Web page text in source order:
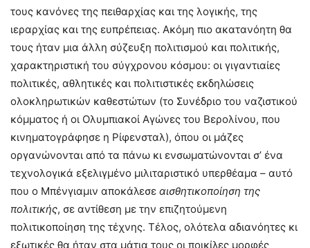
τους κανόνες της πειθαρχίας και της λογικής, της
ιεραρχίας και της ευπρέπειας. Ακόμη πιο ακατανόητη θα
τους ήταν μια άλλη σύζευξη πολιτισμού και πολιτικής,
χαρακτηριστική του σύγχρονου κόσμου: οι γιγαντιαίες
πολιτικές, αθλητικές και πολιτιστικές εκδηλώσεις
ολοκληρωτικών καθεστώτων (το Συνέδριο του ναζιστικού
κόμματος ή οι Ολυμπιακοί Αγώνες του Βερολίνου, που
κινηματογράφησε η Ρίφενσταλ), όπου οι μάζες
οργανώνονται από τα πάνω κι ενσωματώνονται σ’ ένα
τεχνολογικά εξελιγμένο μιλιταριστικό υπερθέαμα – αυτό
που ο Μπένγιαμιν αποκάλεσε αισθητικοποίηση της
πολιτικής, σε αντίθεση με την επιζητούμενη
πολιτικοποίηση της τέχνης. Τέλος, ολότελα αδιανόητες κι
εξωτικές θα ήταν στα μάτια τους οι ποικίλες μορφές